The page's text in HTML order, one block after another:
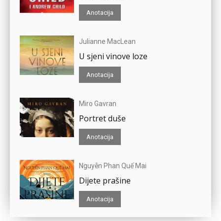
Anotacija
Julianne MacLean
U sjeni vinove loze
Anotacija
Miro Gavran
Portret duše
Anotacija
Nguyễn Phan Quế Mai
Dijete prašine
Anotacija